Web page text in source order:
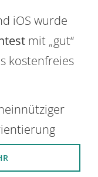
iOS wurde
mit „gut“
kostenfreies